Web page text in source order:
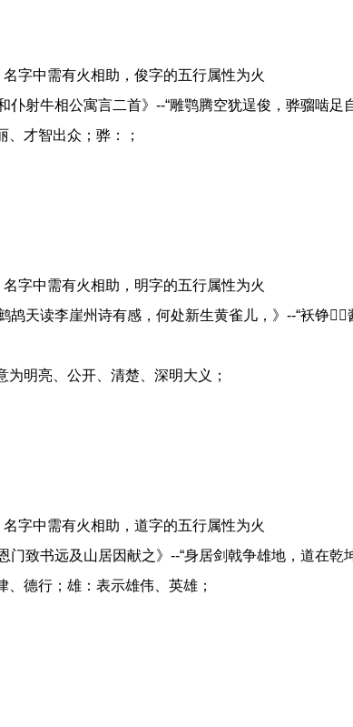
字中需有火相助，俊字的五行属性为火
仆射牛相公寓言二首》--“雕鹗腾空犹逞俊，骅骝啮足
、才智出众；骅：；
字中需有火相助，明字的五行属性为火
鸪天读李崖州诗有感，何处新生黄雀儿，》--“袄铮
为明亮、公开、清楚、深明大义；
字中需有火相助，道字的五行属性为火
门致书远及山居因献之》--“身居剑戟争雄地，道在乾
、德行；雄：表示雄伟、英雄；